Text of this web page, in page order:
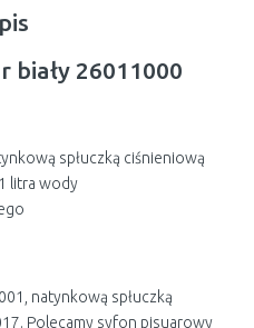
biały 26011000
spłuczką ciśnieniową
litra wody
natynkową spłuczką
Polecamy syfon pisuarowy